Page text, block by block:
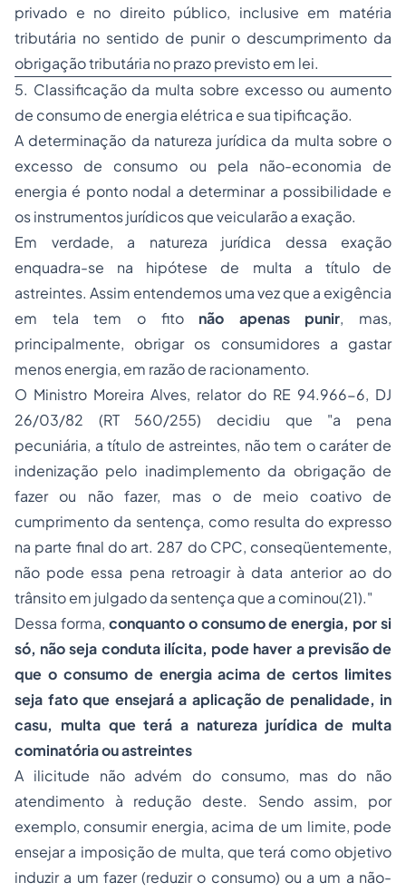
privado e no direito público, inclusive em matéria
tributária no sentido de punir o descumprimento da
obrigação tributária no prazo previsto em lei.
5. Classificação da multa sobre excesso ou aumento
de consumo de energia elétrica e sua tipificação.
A determinação da natureza jurídica da multa sobre o
excesso de consumo ou pela não-economia de
energia é ponto nodal a determinar a possibilidade e
os instrumentos jurídicos que veicularão a exação.
Em verdade, a natureza jurídica dessa exação
enquadra-se na hipótese de multa a título de
astreintes. Assim entendemos uma vez que a exigência
em tela tem o fito não apenas punir, mas,
principalmente, obrigar os consumidores a gastar
menos energia, em razão de racionamento.
O Ministro Moreira Alves, relator do RE 94.966-6, DJ
26/03/82 (RT 560/255) decidiu que "a pena
pecuniária, a título de astreintes, não tem o caráter de
indenização pelo inadimplemento da obrigação de
fazer ou não fazer, mas o de meio coativo de
cumprimento da sentença, como resulta do expresso
na parte final do art. 287 do CPC, conseqüentemente,
não pode essa pena retroagir à data anterior ao do
trânsito em julgado da sentença que a cominou(21)."
Dessa forma, conquanto o consumo de energia, por si
só, não seja conduta ilícita, pode haver a previsão de
que o consumo de energia acima de certos limites
seja fato que ensejará a aplicação de penalidade, in
casu, multa que terá a natureza jurídica de multa
cominatória ouastreintes
A ilicitude não advém do consumo, mas do não
atendimento à redução deste. Sendo assim, por
exemplo, consumir energia, acima de um limite, pode
ensejar a imposição de multa, que terá como objetivo
induzir a um fazer (reduzir o consumo) ou a um a não-